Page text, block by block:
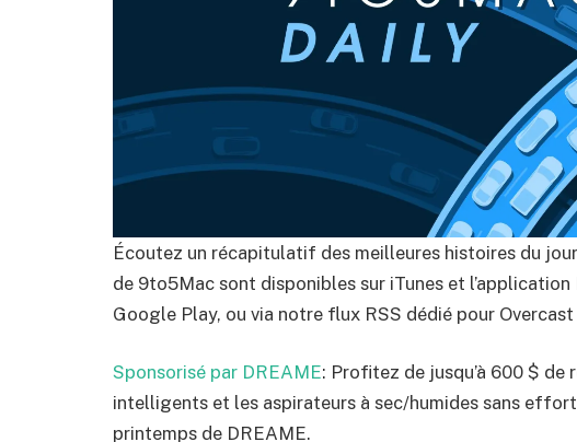
Écoutez un récapitulatif des meilleures histoires du
de 9to5Mac sont disponibles sur iTunes et l’application
Google Play, ou via notre flux RSS dédié pour
Sponsorisé par DREAME: Profitez de jusqu’à 600 $
intelligents et les aspirateurs à sec/humides sans
printemps de DREAME.